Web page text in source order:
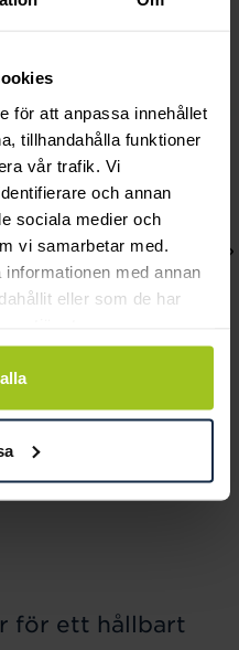
för att anpassa innehållet
tillhandahålla funktioner
vår trafik. Vi
och annan
sociala medier och
vi samarbetar med.
med annan
eller som de har
Mini Drop Necklace /
Mango Delite
Pris:895 kr
895 kr
för ett hållbart